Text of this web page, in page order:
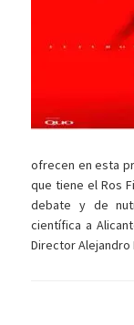
ofrecen en esta
que tiene el Ros
debate y de
científica a
Director Alejandro